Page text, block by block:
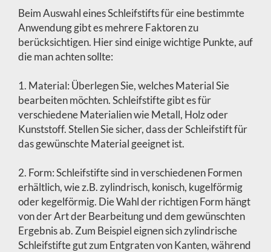
Beim Auswahl eines Schleifstifts für eine bestimmte
Anwendung gibt es mehrere Faktoren zu
berücksichtigen. Hier sind einige wichtige Punkte, auf
die man achten sollte:
1. Material: Überlegen Sie, welches Material Sie
bearbeiten möchten. Schleifstifte gibt es für
verschiedene Materialien wie Metall, Holz oder
Kunststoff. Stellen Sie sicher, dass der Schleifstift für
das gewünschte Material geeignet ist.
2. Form: Schleifstifte sind in verschiedenen Formen
erhältlich, wie z.B. zylindrisch, konisch, kugelförmig
oder kegelförmig. Die Wahl der richtigen Form hängt
von der Art der Bearbeitung und dem gewünschten
Ergebnis ab. Zum Beispiel eignen sich zylindrische
Schleifstifte gut zum Entgraten von Kanten, während